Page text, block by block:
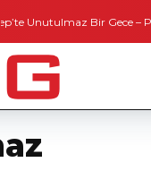
Bir Gece – Posh and